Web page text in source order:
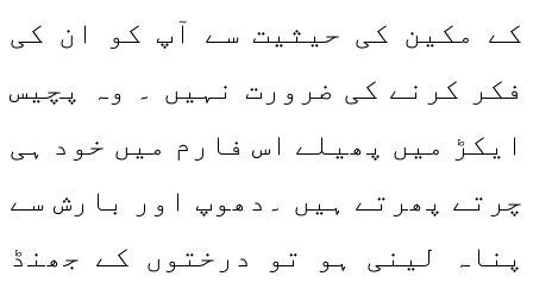
کے مکین کی حیثیت سے آپ کو ان کی
فکر کرنے کی ضرورت نہیں ۔ وہ پچیس
ایکڑ میں پھیلے اس فارم میں خود ہی
چرتے پھرتے ہیں ۔دھوپ اور بارش سے
پناہ لینی ہو تو درختوں کے جھنڈ